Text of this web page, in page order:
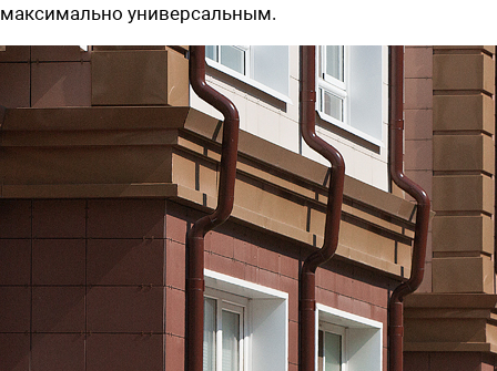
максимально универсальным.